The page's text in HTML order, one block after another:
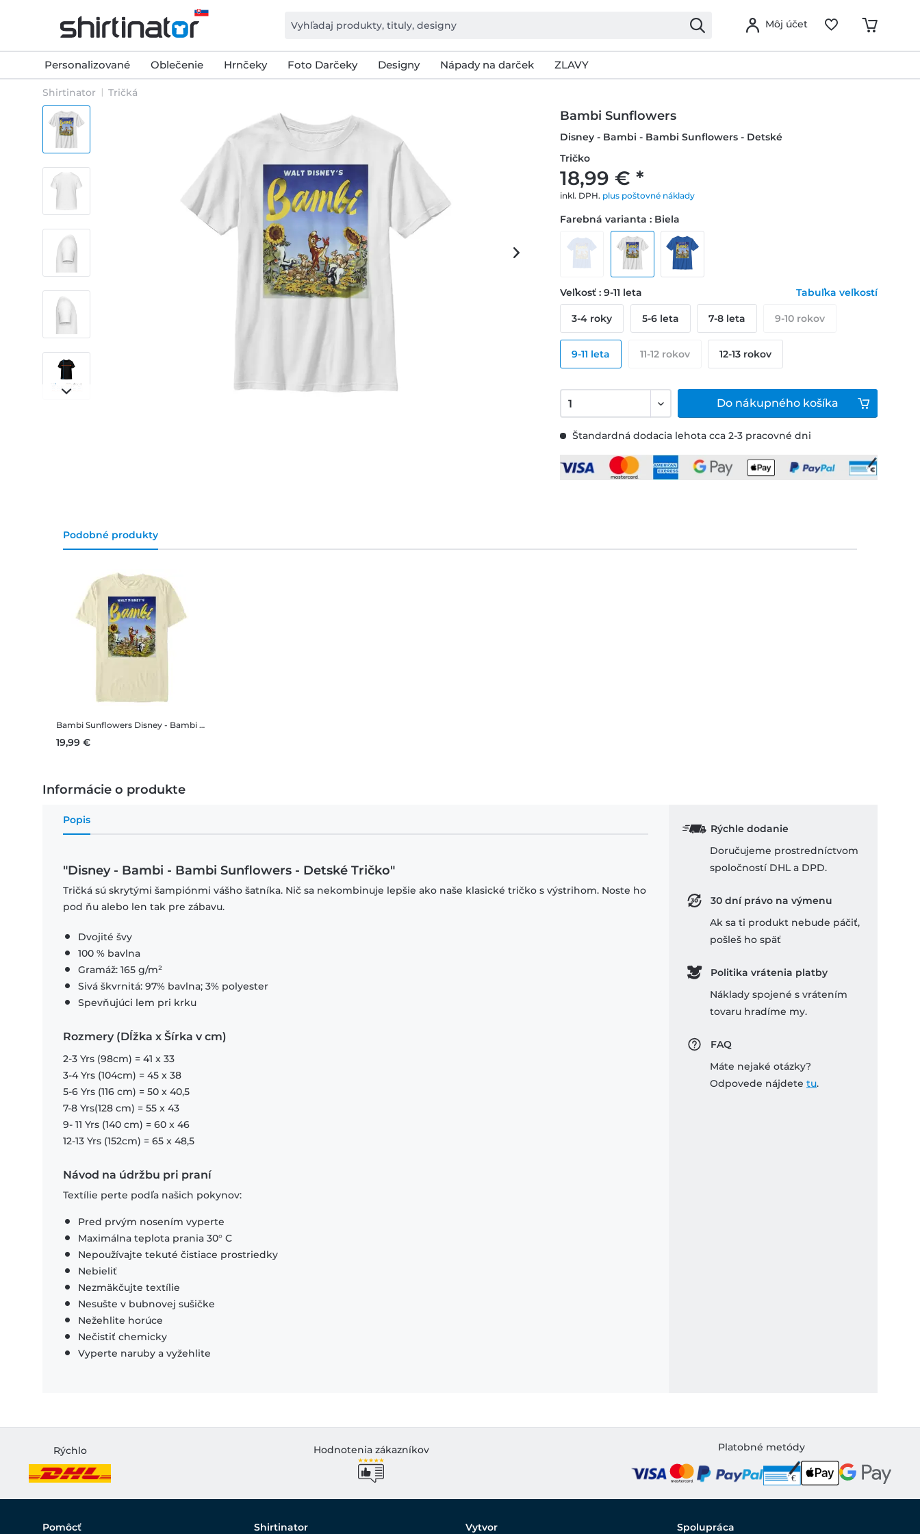
Môj účet
Personalizované Oblečenie Hrnčeky Foto Darčeky Designy Nápady na darček ZLAVY
Shirtinator Tričká
Bambi Sunflowers
Disney - Bambi - Bambi Sunflowers - Detské
Tričko
18,99 € *
inkl. DPH. plus poštovné náklady
Štandardná dodacia lehota cca 2-3 pracovné dni
Farebná varianta : Biela
Veľkosť : 9-11 leta Tabuľka veľkostí
3-4 roky 5-6 leta 7-8 leta 9-10 rokov
9-11 leta 11-12 rokov 12-13 rokov
Do nákupného košíka
Podobné produkty
Bambi Sunflowers Disney - Bambi - Bambi Sunflowers - Pánske Tričko
19,99 €
Informácie o produkte
Popis
"Disney - Bambi - Bambi Sunflowers - Detské Tričko"
Tričká sú skrytými šampiónmi vášho šatníka. Nič sa nekombinuje lepšie ako naše klasické tričko s výstrihom. Noste ho
pod ňu alebo len tak pre zábavu.
Dvojité švy
100 % bavlna
Gramáž: 165 g/m²
Sivá škvrnitá: 97% bavlna; 3% polyester
Spevňujúci lem pri krku
Rozmery (Dĺžka x Šírka v cm)
2-3 Yrs (98cm) = 41 x 33
3-4 Yrs (104cm) = 45 x 38
5-6 Yrs (116 cm) = 50 x 40,5
7-8 Yrs(128 cm) = 55 x 43
9- 11 Yrs (140 cm) = 60 x 46
12-13 Yrs (152cm) = 65 x 48,5
Návod na údržbu pri praní
Textílie perte podľa našich pokynov:
Pred prvým nosením vyperte
Maximálna teplota prania 30° C
Nepoužívajte tekuté čistiace prostriedky
Nebieliť
Nezmäkčujte textílie
Nesušte v bubnovej sušičke
Nežehlite horúce
Nečistiť chemicky
Vyperte naruby a vyžehlite
Rýchle dodanie
Doručujeme prostredníctvom
spoločností DHL a DPD.
30 dní právo na výmenu
Ak sa ti produkt nebude páčiť,
pošleš ho späť
Politika vrátenia platby
Náklady spojené s vrátením
tovaru hradíme my.
FAQ
Máte nejaké otázky?
Odpovede nájdete tu.
Rýchlo Hodnotenia zákazníkov Platobné metódy
Pomôcť Shirtinator Vytvor Spolupráca